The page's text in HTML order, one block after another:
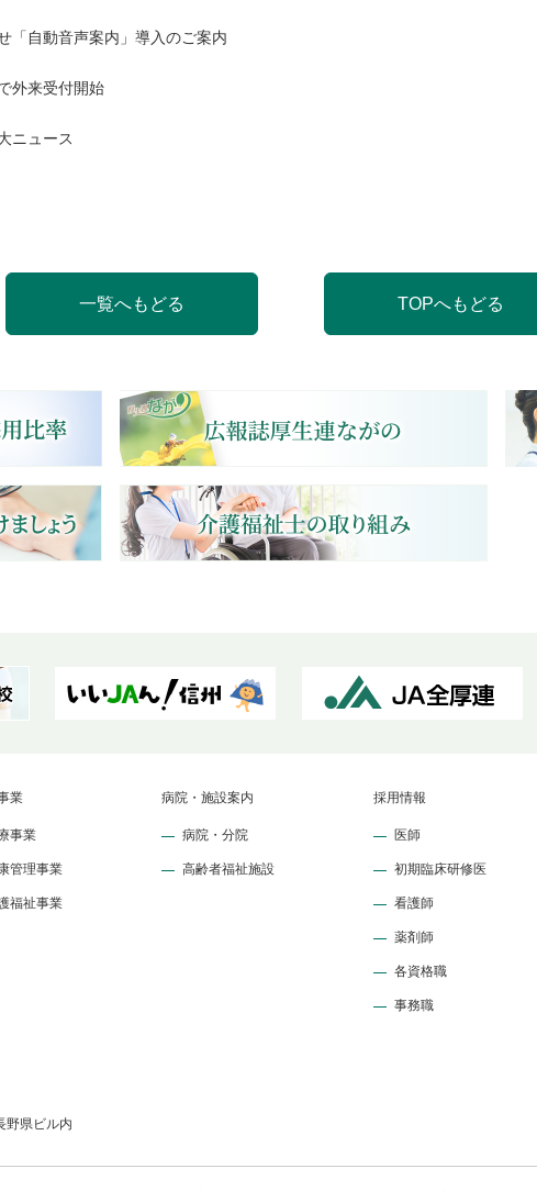
「自動音声案内」導入のご案内
外来受付開始
ニュース
一覧へもどる TOPへもどる
業
事業
管理事業
福祉事業
病院・施設案内
病院・分院
高齢者福祉施設
採用情報
医師
初期臨床研修医
看護師
薬剤師
各資格職
事務職
県ビル内